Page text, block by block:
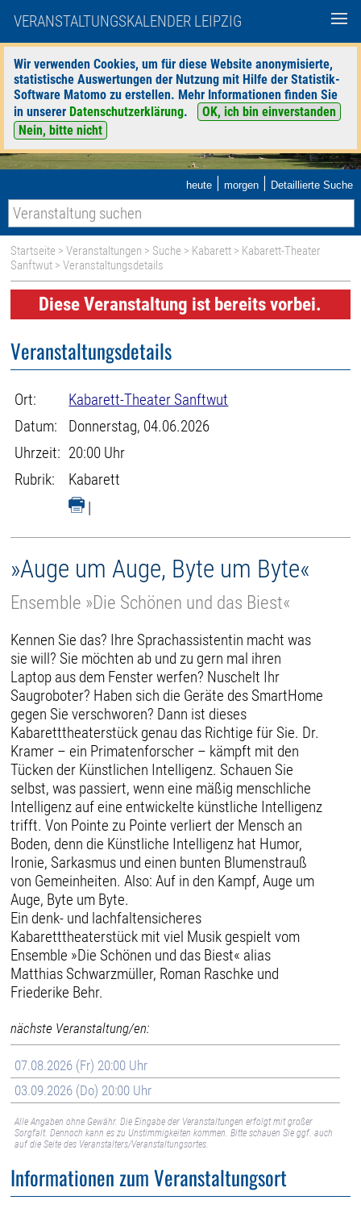
VERANSTALTUNGSKALENDER LEIPZIG
Wir verwenden Cookies, um für diese Website anonymisierte,
statistische Auswertungen der Nutzung mit Hilfe der Statistik-
Software Matomo zu erstellen. Mehr Informationen finden Sie
in unserer Datenschutzerklärung.
OK, ich bin einverstanden
Nein, bitte nicht
heute | morgen | Detaillierte Suche
Startseite >Veranstaltungen > Suche > Kabarett > Kabarett-Theater
Sanftwut > Veranstaltungsdetails
Diese Veranstaltung ist bereits vorbei.
Veranstaltungsdetails
Ort:
Kabarett-Theater Sanftwut
Datum:
Donnerstag, 04.06.2026
Uhrzeit: 20:00 Uhr
Rubrik:
Kabarett
|
»Auge um Auge, Byte um Byte«
Ensemble »Die Schönen und das Biest«
Kennen Sie das? Ihre Sprachassistentin macht was
sie will? Sie möchten ab und zu gern mal ihren
Laptop aus dem Fenster werfen? Nuschelt Ihr
Saugroboter? Haben sich die Geräte des SmartHome
gegen Sie verschworen? Dann ist dieses
Kabaretttheaterstück genau das Richtige für Sie. Dr.
Kramer – ein Primatenforscher – kämpft mit den
Tücken der Künstlichen Intelligenz. Schauen Sie
selbst, was passiert, wenn eine mäßig menschliche
Intelligenz auf eine entwickelte künstliche Intelligenz
trifft. Von Pointe zu Pointe verliert der Mensch an
Boden, denn die Künstliche Intelligenz hat Humor,
Ironie, Sarkasmus und einen bunten Blumenstrauß
von Gemeinheiten. Also: Auf in den Kampf, Auge um
Auge, Byte um Byte.
Ein denk- und lachfaltensicheres
Kabaretttheaterstück mit viel Musik gespielt vom
Ensemble »Die Schönen und das Biest« alias
Matthias Schwarzmüller, Roman Raschke und
Friederike Behr.
nächste Veranstaltung/en:
07.08.2026 (Fr) 20:00 Uhr
03.09.2026 (Do) 20:00 Uhr
Alle Angaben ohne Gewähr. Die Eingabe der Veranstaltungen erfolgt mit großer
Sorgfalt. Dennoch kann es zu Unstimmigkeiten kommen. Bitte schauen Sie ggf. auch
auf die Seite des Veranstalters/Veranstaltungsortes.
Informationen zum Veranstaltungsort